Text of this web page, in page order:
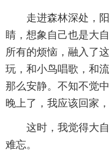
走进森林深处，
睛，想象自己也是大
所有的烦恼，融入了
玩，和小鸟唱歌，和
那么安静。不知不觉
晚上了，我应该回家
这时，我觉得大
难忘。